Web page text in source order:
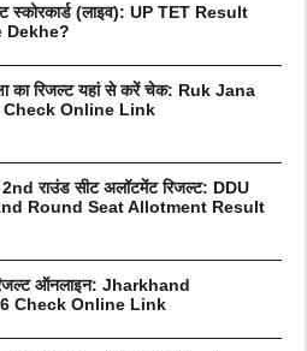
स्कोरकार्ड (लाइव): UP TET Result
Dekhe?
का रिजल्ट यहां से करें चेक: Ruk Jana
Check Online Link
2nd राउंड सीट अलॉटमेंट रिजल्ट: DDU
Round Seat Allotment Result
ऑनलाइन: Jharkhand
Check Online Link